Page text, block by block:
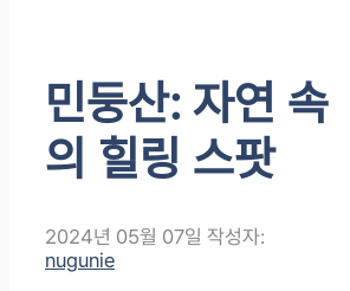
민둥산: 자연 속
의 힐링 스팟
2024년 05월 07일 작성자:
nugunie